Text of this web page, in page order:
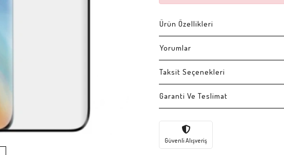
Ürün Özellikleri
Yorumlar
Taksit Seçenekleri
Garanti Ve Teslimat
Güvenli Alışveriş